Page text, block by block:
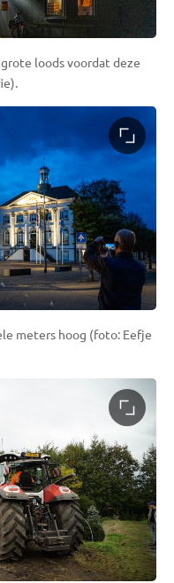
loods voordat deze
meters hoog (foto: Eefje